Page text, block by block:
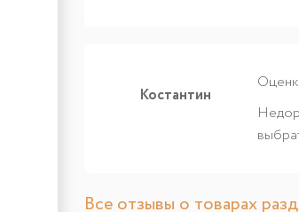
Костантин
Все отзывы о товарах